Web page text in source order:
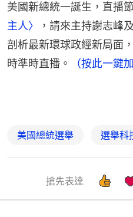
美國新總統一誕生，直播
主人〉
，請來主持謝志峰
剖析最新環球政經新局面
時準時直播。
（按此一鍵
美國總統選舉 選舉科
搶先表達